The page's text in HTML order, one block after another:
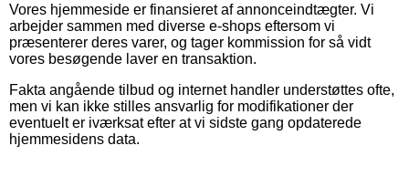
Vores hjemmeside er finansieret af annonceindtægter. Vi
arbejder sammen med diverse e-shops eftersom vi
præsenterer deres varer, og tager kommission for så vidt
vores besøgende laver en transaktion.
Fakta angående tilbud og internet handler understøttes ofte,
men vi kan ikke stilles ansvarlig for modifikationer der
eventuelt er iværksat efter at vi sidste gang opdaterede
hjemmesidens data.